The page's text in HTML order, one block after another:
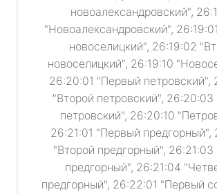
новоалександровский",
"Новоалександровский",
новоселицкий", 26:19:02
новоселицкий", 26:19:10
26:20:01 "Первый петровский",
"Второй петровский", 26:20:03
петровский", 26:20:10
26:21:01 "Первый предгорный",
"Второй предгорный", 26:21:03
предгорный", 26:21:04
предгорный", 26:22:01 "Первый